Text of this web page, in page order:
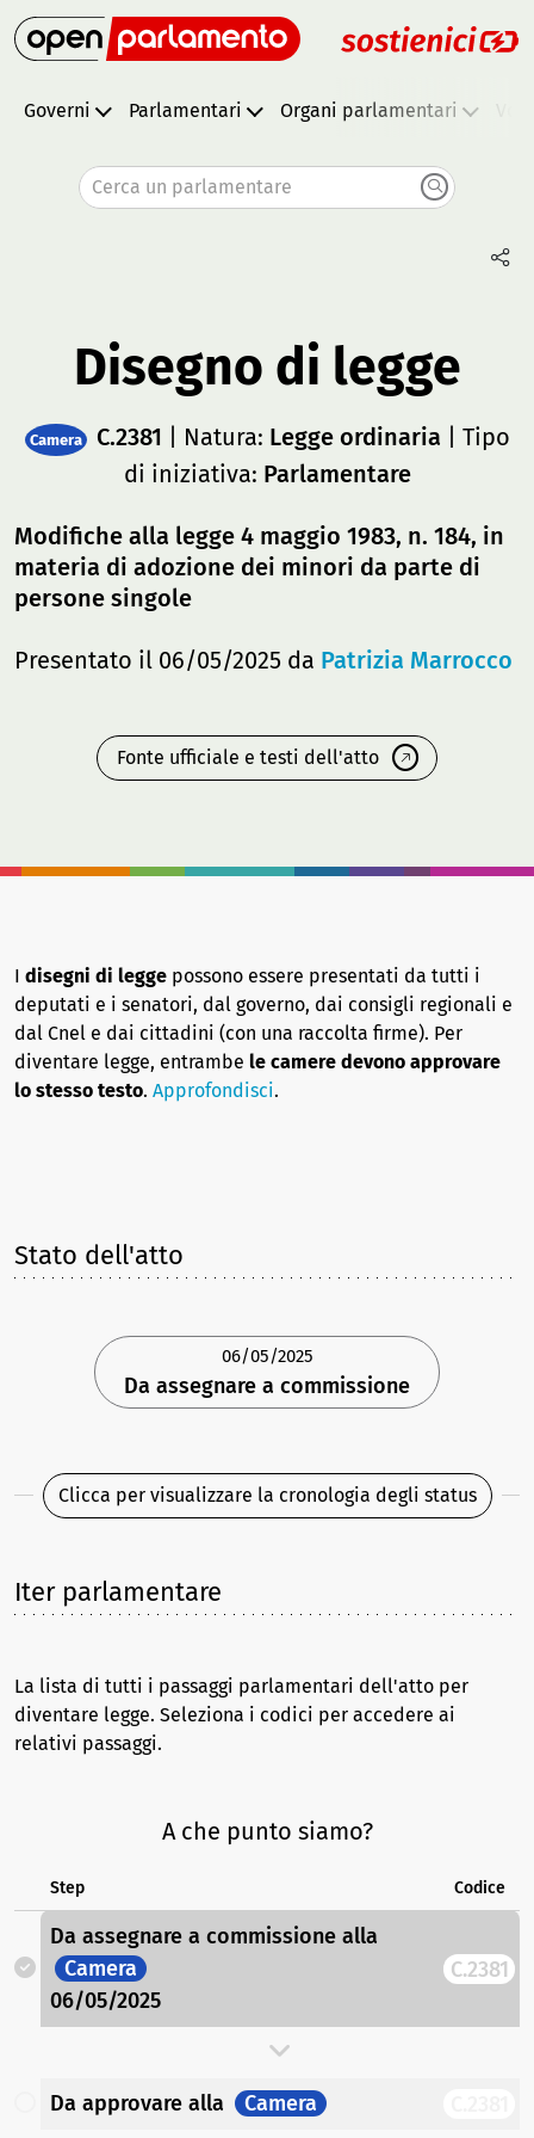
Governi Parlamentari Organi parlamentari
Cerca un parlamentare
Disegno di legge
Camera C.2381 | Natura: Legge ordinaria | Tipo
di iniziativa: Parlamentare
Modifiche alla legge 4 maggio 1983, n. 184, in
materia di adozione dei minori da parte di
persone singole
Presentato il 06/05/2025 da Patrizia Marrocco
Fonte ufficiale e testi dell'atto
I disegni di legge possono essere presentati da tutti i
deputati e i senatori, dal governo, dai consigli regionali e
dal Cnel e dai cittadini (con una raccolta firme). Per
diventare legge, entrambe le camere devono approvare
lo stesso testo. Approfondisci.
Stato dell'atto
06/05/2025
Da assegnare a commissione
Clicca per visualizzare la cronologia degli status
Iter parlamentare
La lista di tutti i passaggi parlamentari dell'atto per
diventare legge. Seleziona i codici per accedere ai
relativi passaggi.
A che punto siamo?
Step Codice
Da assegnare a commissione alla
Camera
06/05/2025
C.2381
Da approvare alla Camera